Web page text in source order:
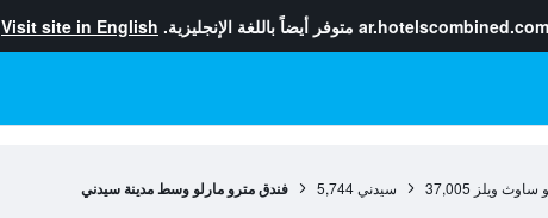
ar.hotelscombined.com متوفر أيضاً باللغة الإنجليزية. Visit site in English
ساوث ويلز 37,005 سيدني 5,744 فندق مترو مارلو وسط مدينة سيدني